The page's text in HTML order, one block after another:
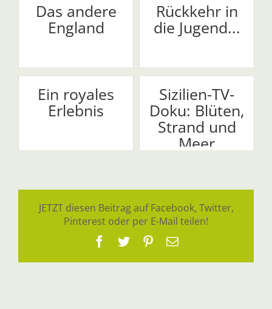
Das andere
England
Rückkehr in
die Jugend...
Ein royales
Erlebnis
Sizilien-TV-
Doku: Blüten,
Strand und
Meer
JETZT diesen Beitrag auf Facebook, Twitter,
Pinterest oder per E-Mail teilen!
Facebook
TwitterPinterest
E-